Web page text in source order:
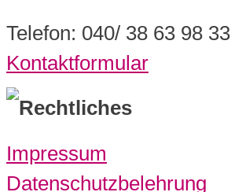
Telefon: 040/ 38 63 98 33
Kontaktformular
Rechtliches
Impressum
Datenschutzbelehrung